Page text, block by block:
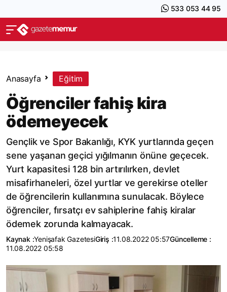
533 053 44 95
Anasayfa Eğitim
Öğrenciler fahiş kira
ödemeyecek
Gençlik ve Spor Bakanlığı, KYK yurtlarında geçen
sene yaşanan geçici yığılmanın önüne geçecek.
Yurt kapasitesi 128 bin artırılırken, devlet
misafirhaneleri, özel yurtlar ve gerekirse oteller
de öğrencilerin kullanımına sunulacak. Böylece
öğrenciler, fırsatçı ev sahiplerine fahiş kiralar
ödemek zorunda kalmayacak.
Kaynak :Yenişafak GazetesiGiriş :11.08.2022 05:57Güncelleme :
11.08.2022 05:58